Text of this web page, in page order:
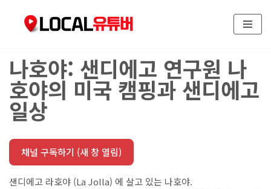
츠
로
건
너
뛰
나호야: 샌디에고 연구원 나
호야의 미국 캠핑과 샌디에고
일상
채널 구독하기 (새 창 열림)
샌디에고 라호야 (La Jolla) 에 살고 있는 나호야.